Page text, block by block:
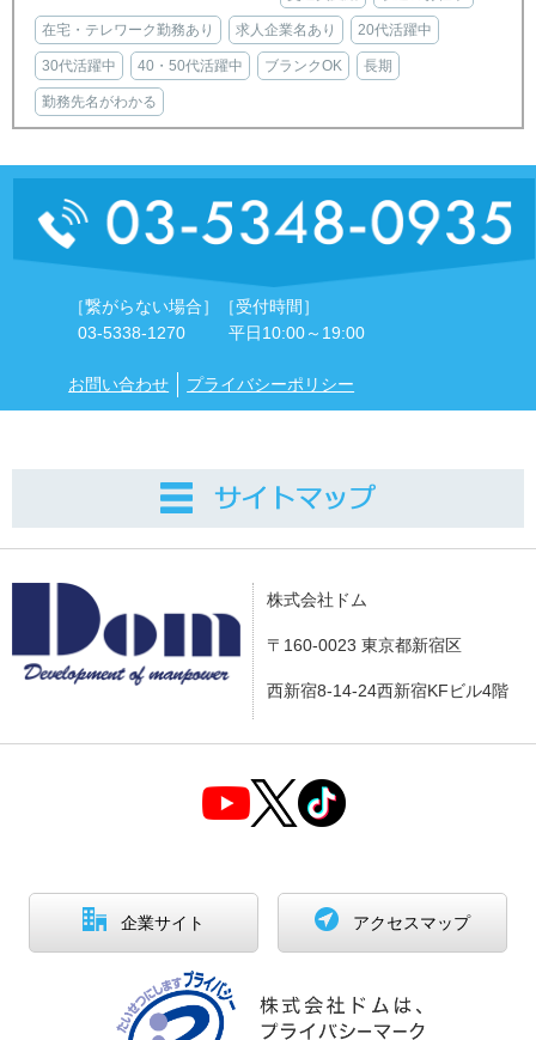
在宅・テレワーク勤務あり 求人企業名あり 20代活躍中
30代活躍中 40・50代活躍中 ブランクOK 長期
勤務先名がわかる
［繋がらない場合］
03-5338-1270
［受付時間］
平日10:00～19:00
お問い合わせ プライバシーポリシー
株式会社ドム
〒160-0023 東京都新宿区
西新宿8-14-24西新宿KFビル4階
企業サイト アクセスマップ